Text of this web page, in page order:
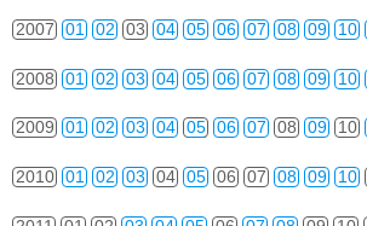
2007 01 02 03 04 05 06 07 08 09 10
2008 01 02 03 04 05 06 07 08 09 10
2009 01 02 03 04 05 06 07 08 09 10
2010 01 02 03 04 05 06 07 08 09 10